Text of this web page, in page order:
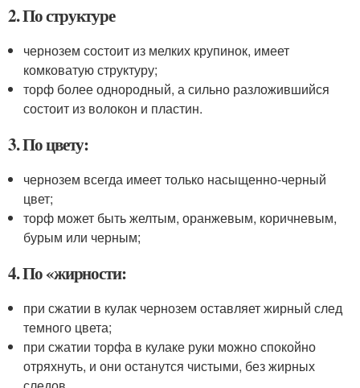
2. По структуре
чернозем состоит из мелких крупинок, имеет
комковатую структуру;
торф более однородный, а сильно разложившийся
состоит из волокон и пластин.
3. По цвету:
чернозем всегда имеет только насыщенно-черный
цвет;
торф может быть желтым, оранжевым, коричневым,
бурым или черным;
4. По «жирности:
при сжатии в кулак чернозем оставляет жирный след
темного цвета;
при сжатии торфа в кулаке руки можно спокойно
отряхнуть, и они останутся чистыми, без жирных